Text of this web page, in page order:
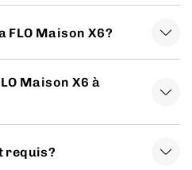
FLO Maison X6?
Maison X6 à
requis?